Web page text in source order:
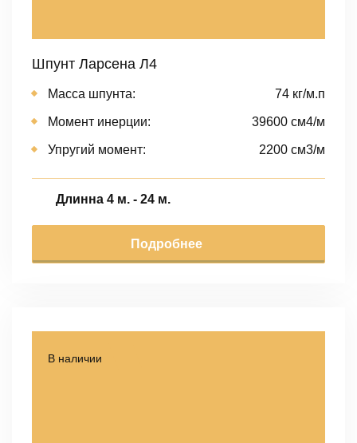
Шпунт Ларсена Л4
Масса шпунта: 74 кг/м.п
Момент инерции: 39600 cм4/м
Упругий момент: 2200 cм3/м
Длинна 4 м. - 24 м.
Подробнее
В наличии